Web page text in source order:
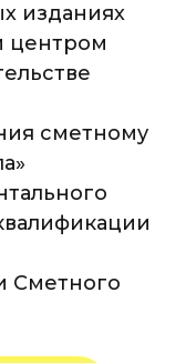
изданиях
центром
сметному
Сметного